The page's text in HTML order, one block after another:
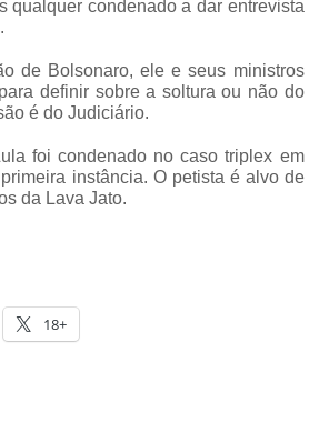
qualquer condenado a dar entrevista
de Bolsonaro, ele e seus ministros
definir sobre a soltura ou não do
é do Judiciário.
foi condenado no caso triplex em
instância. O petista é alvo de
da Lava Jato.
18+